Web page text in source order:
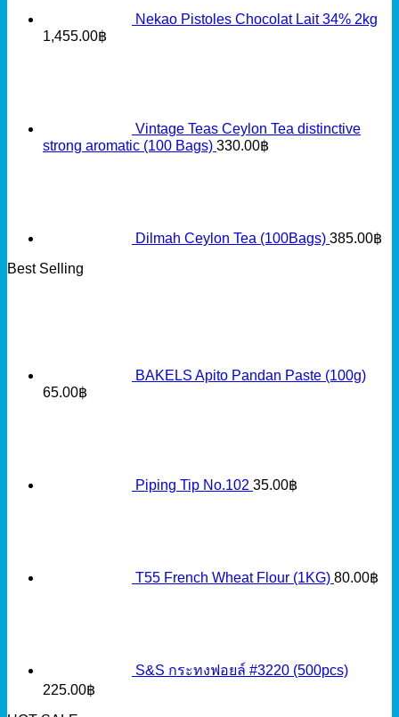
Nekao Pistoles Chocolat Lait 34% 2kg
1,455.00฿
Vintage Teas Ceylon Tea distinctive
strong aromatic (100 Bags) 330.00฿
Dilmah Ceylon Tea (100Bags) 385.00฿
Best Selling
BAKELS Apito Pandan Paste (100g)
65.00฿
Piping Tip No.102 35.00฿
T55 French Wheat Flour (1KG) 80.00฿
S&S กระทงฟอยล์ #3220 (500pcs)
225.00฿